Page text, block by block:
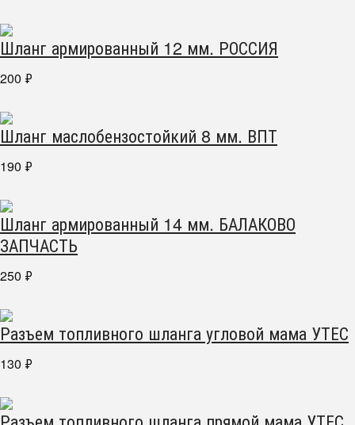
Шланг армированный 12 мм. РОССИЯ
200 ₽
Шланг маслобензостойкий 8 мм. ВПТ
190 ₽
Шланг армированный 14 мм. БАЛАКОВО
ЗАПЧАСТЬ
250 ₽
Разъем топливного шланга угловой мама УТЕС
130 ₽